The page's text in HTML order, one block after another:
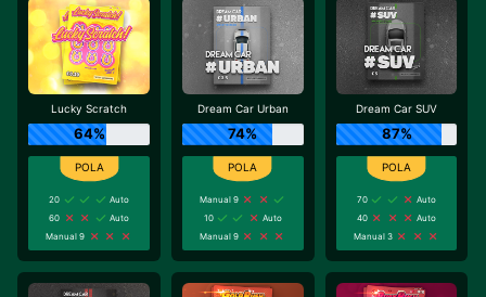
Lucky Scratch
64%
20
Auto
60
Auto
Manual 9
Dream Car Urban
74%
Manual 9
10
Auto
Manual 9
Dream Car SUV
87%
70
Auto
40
Auto
Manual 3